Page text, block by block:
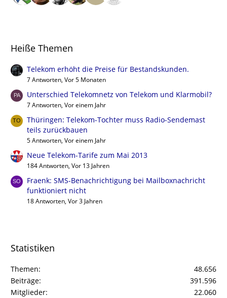
Heiße Themen
Telekom erhöht die Preise für Bestandskunden.
7 Antworten, Vor 5 Monaten
Unterschied Telekomnetz von Telekom und Klarmobil?
7 Antworten, Vor einem Jahr
Thüringen: Telekom-Tochter muss Radio-Sendemast
teils zurückbauen
5 Antworten, Vor einem Jahr
Neue Telekom-Tarife zum Mai 2013
184 Antworten, Vor 13 Jahren
Fraenk: SMS-Benachrichtigung bei Mailboxnachricht
funktioniert nicht
18 Antworten, Vor 3 Jahren
Statistiken
Themen
48.656
Beiträge
391.596
Mitglieder
22.060